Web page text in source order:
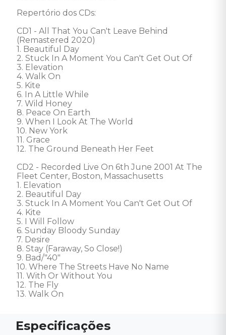
Repertório dos CDs:
CD1 - All That You Can't Leave Behind
(Remastered 2020)
1. Beautiful Day
2. Stuck In A Moment You Can't Get Out Of
3. Elevation
4. Walk On
5. Kite
6. In A Little While
7. Wild Honey
8. Peace On Earth
9. When I Look At The World
10. New York
11. Grace
12. The Ground Beneath Her Feet
CD2 - Recorded Live On 6th June 2001 At The
Fleet Center, Boston, Massachusetts
1. Elevation
2. Beautiful Day
3. Stuck In A Moment You Can't Get Out Of
4. Kite
5. I Will Follow
6. Sunday Bloody Sunday
7. Desire
8. Stay (Faraway, So Close!)
9. Bad/"40"
10. Where The Streets Have No Name
11. With Or Without You
12. The Fly
13. Walk On